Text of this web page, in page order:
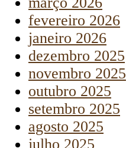
fevereiro 2026
janeiro 2026
dezembro 2025
novembro 2025
outubro 2025
setembro 2025
agosto 2025
julho 2025